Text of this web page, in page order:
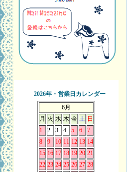
2026年・営業日カレンダー
6月
月 火 水 木 金 土 日
1
2 3 4 5 6
7
8
9 10 11 12 13 14
15 16 17 18 19 20 21
22 23 24 25 26 27 28